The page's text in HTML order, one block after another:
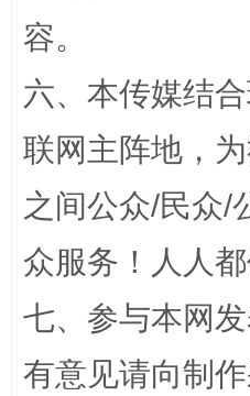
完善运行机制助力责任
容。
六、本传媒结
联网主阵地，
之间公众/民众/
众服务！人人都
七、参与本网
有意见请向制